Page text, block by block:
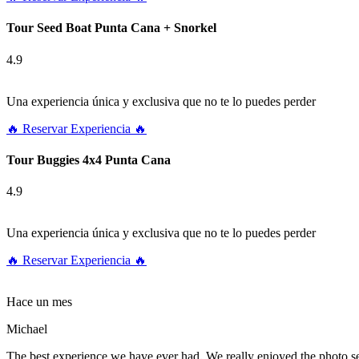
Tour Seed Boat Punta Cana + Snorkel
4.9
Una experiencia única y exclusiva que no te lo puedes perder
🔥 Reservar Experiencia 🔥
Tour Buggies 4x4 Punta Cana
4.9
Una experiencia única y exclusiva que no te lo puedes perder
🔥 Reservar Experiencia 🔥
Hace un mes
Michael